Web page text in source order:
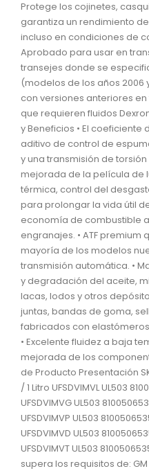
Protege los cojinetes,
garantiza un rendimiento
incluso en condiciones de
Aprobado para usar en
transejes donde se
(modelos de los años
con versiones anteriores
que requieren fluidos
y Beneficios • El
aditivo de control de
y una transmisión de
mejorada de la película de
térmica, control del
para prolongar la vida útil
economía de combustible
engranajes. • ATF
mayoría de los modelos
transmisión automática. •
y degradación del aceite,
lacas, lodos y otros
juntas, bandas de goma,
fabricados con
• Excelente fluidez a baja
mejorada de los
de Producto Presentación
/ 1 Litro UFSDVIMVL UL503
UFSDVIMVG UL503
UFSDVIMVP UL503
UFSDVIMVD UL503
UFSDVIMVT UL503
supera los requisitos de: GM